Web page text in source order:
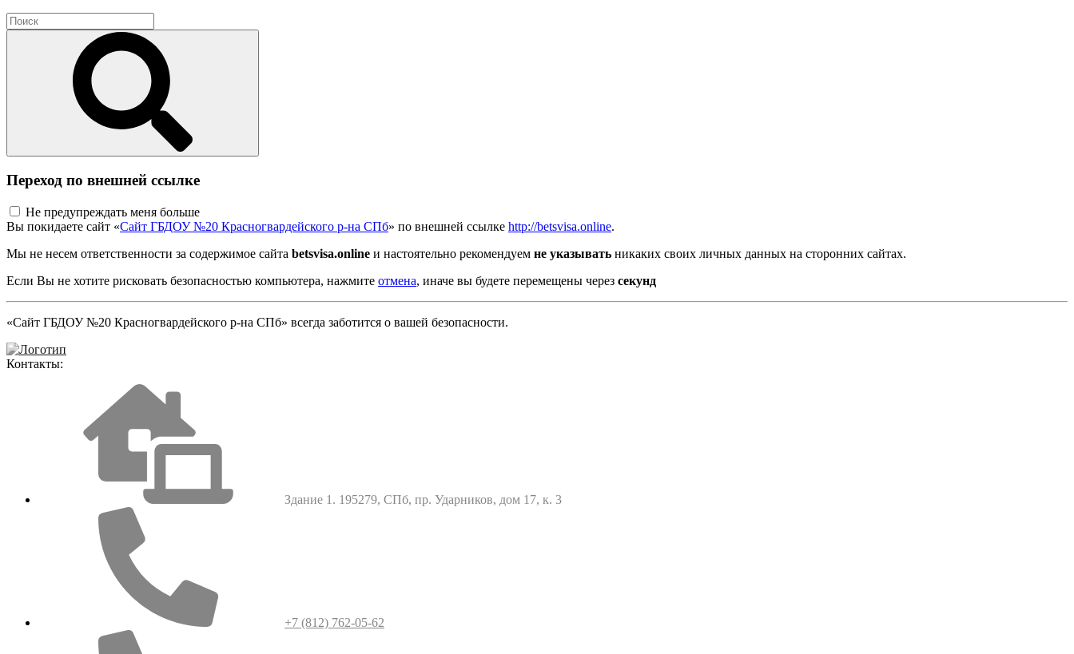
Переход по внешней ссылке
Не предупреждать меня больше
Вы покидаете сайт «Сайт ГБДОУ №20 Красногвардейского р-на СПб» по внешней ссылке http://betsvisa.online.
Мы не несем ответственности за содержимое сайта betsvisa.online и настоятельно рекомендуем не указывать никаких своих личных данных на сторонних сайтах.
Если Вы не хотите рисковать безопасностью компьютера, нажмите отмена, иначе вы будете перемещены через секунд
«Сайт ГБДОУ №20 Красногвардейского р-на СПб» всегда заботится о вашей безопасности.
Контакты:
Здание 1. 195279, СПб, пр. Ударников, дом 17, к. 3
+7 (812) 762-05-62